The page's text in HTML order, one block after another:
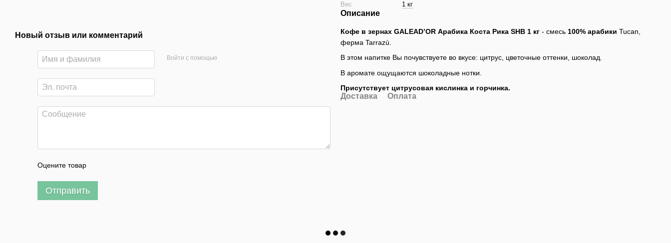
Новый отзыв или комментарий
Войти с помощью
Оцените товар
Отправить
Вес
1 кг
Описание
Кофе в зернах GALEAD’OR Арабика Коста Рика SHB 1 кг - смесь 100% арабики Tucan,
ферма Tarrazú.
В этом напитке Вы почувствуете во вкусе: цитрус, цветочные оттенки, шоколад.
В аромате ощущаются шоколадные нотки.
Присутствует цитрусовая кислинка и горчинка.
Доставка Оплата